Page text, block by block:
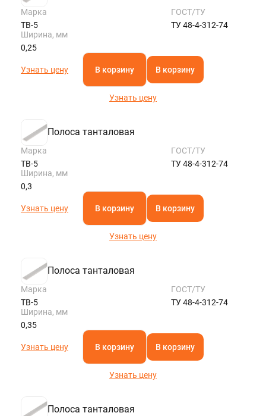
Марка
ТВ-5
ГОСТ/ТУ
ТУ 48-4-312-74
Ширина, мм
0,25
Узнать цену В корзину В корзину
Узнать цену
Полоса танталовая
Марка
ТВ-5
ГОСТ/ТУ
ТУ 48-4-312-74
Ширина, мм
0,3
Узнать цену В корзину В корзину
Узнать цену
Полоса танталовая
Марка
ТВ-5
ГОСТ/ТУ
ТУ 48-4-312-74
Ширина, мм
0,35
Узнать цену В корзину В корзину
Узнать цену
Полоса танталовая